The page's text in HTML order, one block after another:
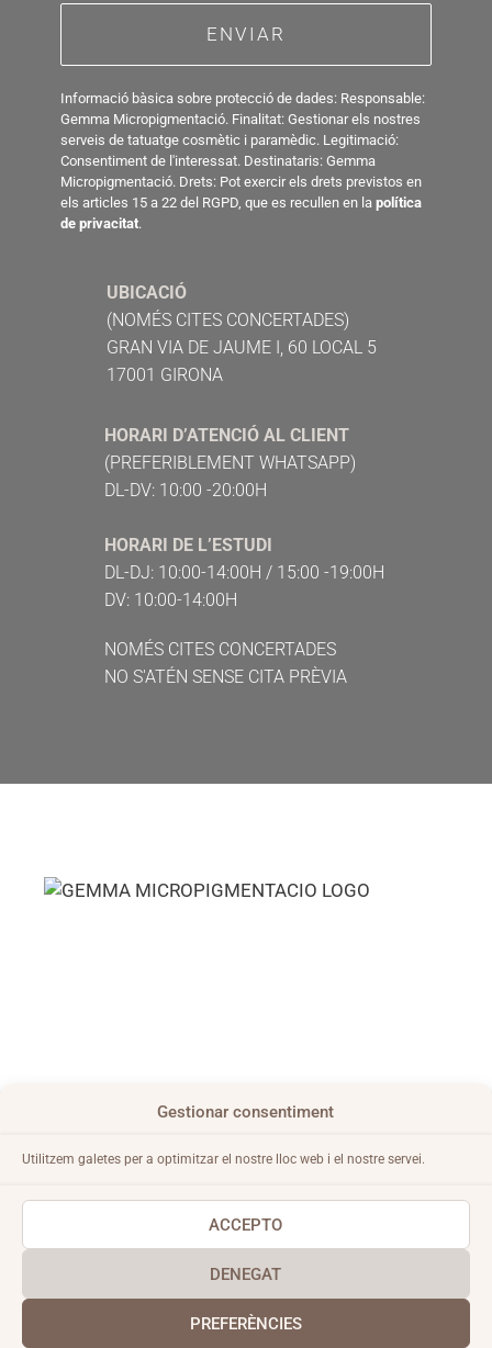
Gestionar consentiment
Utilitzem galetes per a optimitzar el nostre lloc web i el nostre servei.
ACCEPTO
DENEGAT
PREFERÈNCIES
ENVIAR
Informació bàsica sobre protecció de dades: Responsable:
Gemma Micropigmentació. Finalitat: Gestionar els nostres
serveis de tatuatge cosmètic i paramèdic. Legitimació:
Micropigmentació. Drets: Pot exercir els drets previstos en
els articles 15 a 22 del RGPD, que es recullen en la política
de privacitat.
UBICACIÓ
(NOMÉS CITES CONCERTADES)
GRAN VIA DE JAUME I, 60 LOCAL 5
17001 GIRONA
HORARI D’ATENCIÓ AL CLIENT
(PREFERIBLEMENT WHATSAPP)
DL-DV: 10:00 -20:00H
HORARI DE L’ESTUDI
DL-DJ: 10:00-14:00H / 15:00 -19:00H
DV: 10:00-14:00H
NOMÉS CITES CONCERTADES
NO S'ATÉN SENSE CITA PRÈVIA
POLÍTICA DE PRIVACITAT